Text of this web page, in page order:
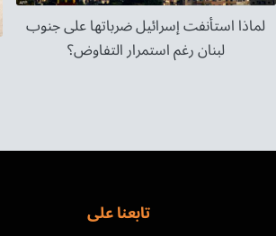
لماذا استأنفت إسرائيل ضرباتها على جنوب
لبنان رغم استمرار التفاوض؟
تابعنا على